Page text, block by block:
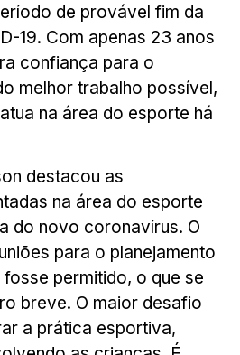
de provável fim da
19. Com apenas 23 anos
confiança para o
melhor trabalho possível,
na área do esporte há
destacou as
na área do esporte
do novo coronavírus. O
para o planejamento
permitido, o que se
breve. O maior desafio
a prática esportiva,